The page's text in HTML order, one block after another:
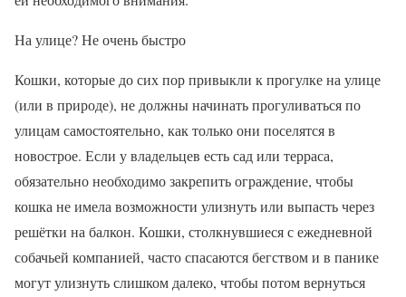
На улице? Не очень быстро
Кошки, которые до сих пор привыкли к прогулке на улице
(или в природе), не должны начинать прогуливаться по
улицам самостоятельно, как только они поселятся в
новострое. Если у владельцев есть сад или терраса,
обязательно необходимо закрепить ограждение, чтобы
кошка не имела возможности улизнуть или выпасть через
решётки на балкон. Кошки, столкнувшиеся с ежедневной
собачьей компанией, часто спасаются бегством и в панике
могут улизнуть слишком далеко, чтобы потом вернуться